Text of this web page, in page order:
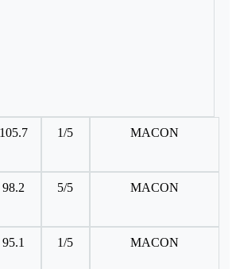
105.7 1/5 MACON
98.2 5/5 MACON
95.1 1/5 MACON